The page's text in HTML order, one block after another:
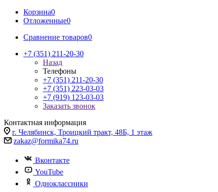
Корзина0
Отложенные0
Сравнение товаров0
+7 (351) 211-20-30
Назад
Телефоны
+7 (351) 211-20-30
+7 (351) 223-03-03
+7 (919) 123-03-03
Заказать звонок
Контактная информация
г. Челябинск, Троицкий тракт, 48Б, 1 этаж
zakaz@formika74.ru
Вконтакте
YouTube
Одноклассники